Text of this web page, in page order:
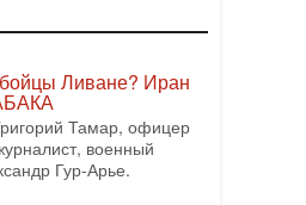
уже стала самой
ЦАХАЛ. Но почему её
Ливане? Иран
Тамар, офицер
военный
Гур-Арье.